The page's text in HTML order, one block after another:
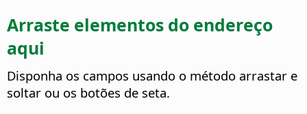
Arraste elementos do endereço
aqui
Disponha os campos usando o método arrastar e
soltar ou os botões de seta.